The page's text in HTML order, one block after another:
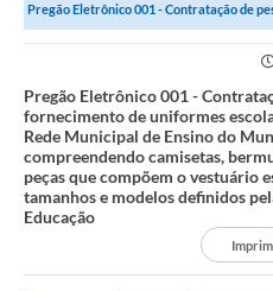
Processo Seletivo/Concurso
Online
Plano Diretor Participativo de
Planejamento e Orçamento
LDO
Pregão Eletrônico 001 - Contratação de
Pregão Eletrônico 001 -
fornecimento de uniformes
Rede Municipal de Ensino do
compreendendo camisetas,
peças que compõem o vestuário
tamanhos e modelos definidos
Educação